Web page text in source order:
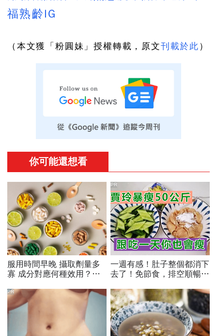
福熟齡IG
（本文獲「粉圓妹」授權轉載，原文刊載於此 ）